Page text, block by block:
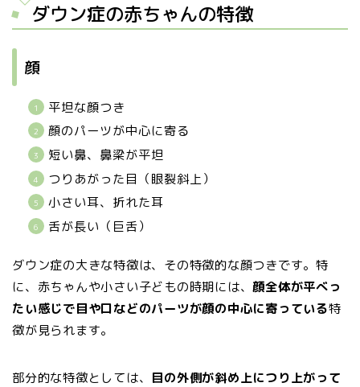
ダウン症の赤ちゃんの特徴
顔
平坦な顔つき
顔のパーツが中心に寄る
短い鼻、鼻梁が平坦
つりあがった目（眼裂斜上）
小さい耳、折れた耳
舌が長い（巨舌）
ダウン症の大きな特徴は、その特徴的な顔つきです。特
に、赤ちゃんや小さい子どもの時期には、顔全体が平べっ
たい感じで目や口などのパーツが顔の中心に寄っている特
徴が見られます。
部分的な特徴としては、 目の外側が斜め上につり上がって